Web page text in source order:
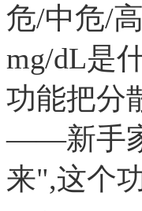
危/中危/
mg/dL是
功能把分
——新手
来",这个